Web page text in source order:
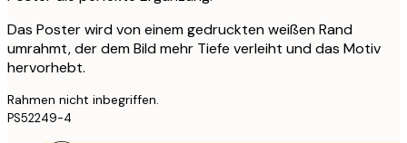
Das Poster wird von einem gedruckten weißen Rand
umrahmt, der dem Bild mehr Tiefe verleiht und das Motiv
hervorhebt.
Rahmen nicht inbegriffen.
PS52249-4